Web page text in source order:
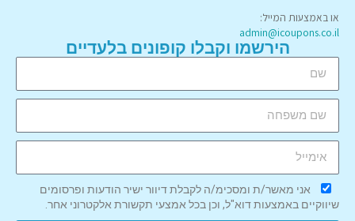
או באמצעות המייל:
admin@icoupons.co.il
הירשמו וקבלו קופונים בלעדיים
אני מאשר/ת ומסכימ/ה לקבלת דיוור ישיר הודעות ופרסומים
שיווקיים באמצעות דוא"ל, וכן בכל אמצעי תקשורת אלקטרוני אחר.